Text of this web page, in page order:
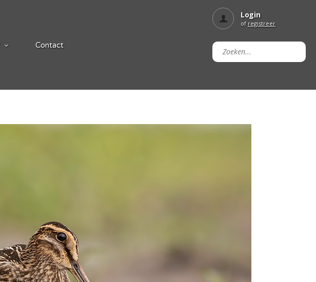
Contact
Login
of registreer